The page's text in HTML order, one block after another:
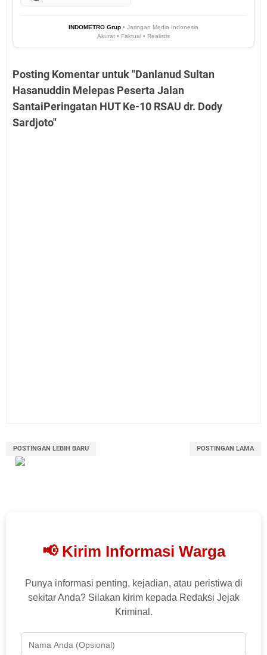
INDOMETRO Grup • Jaringan Media Indonesia
Akurat • Faktual • Realistis
Posting Komentar untuk "Danlanud Sultan
Hasanuddin Melepas Peserta Jalan
SantaiPeringatan HUT Ke-10 RSAU dr. Dody
Sardjoto"
POSTINGAN LEBIH BARU POSTINGAN LAMA
📢 Kirim Informasi Warga
Punya informasi penting, kejadian, atau peristiwa di
sekitar Anda? Silakan kirim kepada Redaksi Jejak
Kriminal.